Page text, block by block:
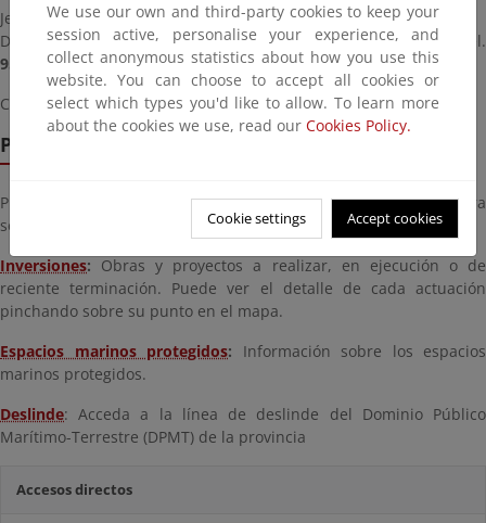
Jefe/a del Servicio Provincial:Enrique López Ramírez
Dirección y teléfono: Paseo de Almería, 41 (04001 Almería)
. Tel.
950173941
Correo electrónico: bzn-costas-almeria@miteco.es
Pestañas temáticas interactivas
Pinche en las pestañas de la zona superior de la imagen para
seleccionar una temática
Inversiones: Obras y proyectos a realizar, en ejecución o de
reciente terminación. Puede ver el detalle de cada actuación
pinchando sobre su punto en el mapa.
Espacios marinos protegidos:
Información sobre los espacios
marinos protegidos.
Deslinde: Acceda a la línea de deslinde del Dominio Público
Marítimo-Terrestre (DPMT) de la provincia
Accesos directos
We use our own and third-party cookies to keep your
session active, personalise your experience, and
collect anonymous statistics about how you use this
website. You can choose to accept all cookies or
select which types you'd like to allow. To learn more
about the cookies we use, read our Cookies Policy.
Cookie settings Accept cookies